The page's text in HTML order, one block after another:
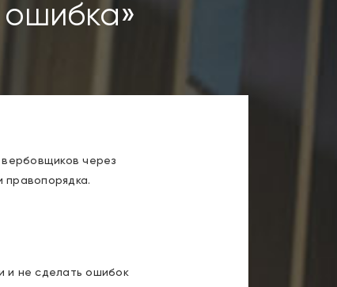
через
правопорядка.
и не сделать ошибок